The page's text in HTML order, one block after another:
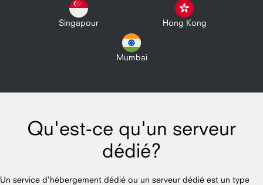
Singapour Hong Kong
Mumbai
Qu'est-ce qu'un serveur
dédié?
Un service d'hébergement dédié ou un serveur dédié est un type